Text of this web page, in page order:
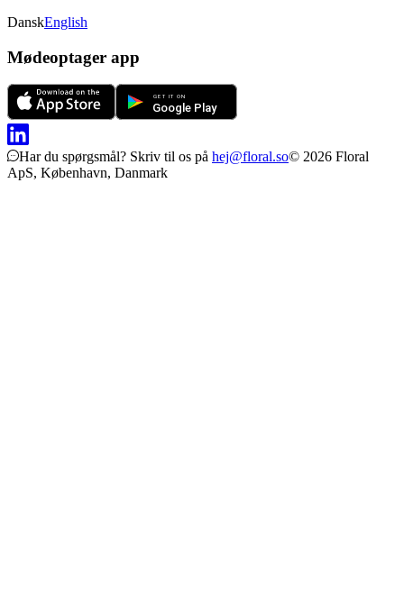
DanskEnglish
Mødeoptager app
Har du spørgsmål? Skriv til os på hej@floral.so© 2026 Floral
ApS, København, Danmark